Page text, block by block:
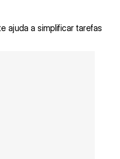
ajuda a simplificar tarefas